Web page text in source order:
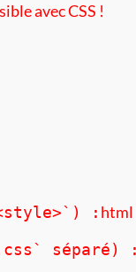
avec CSS !
: html
séparé)